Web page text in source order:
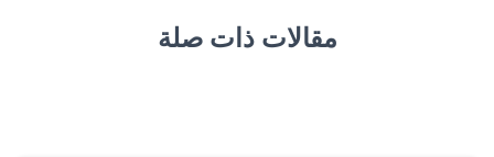
مقالات ذات صلة